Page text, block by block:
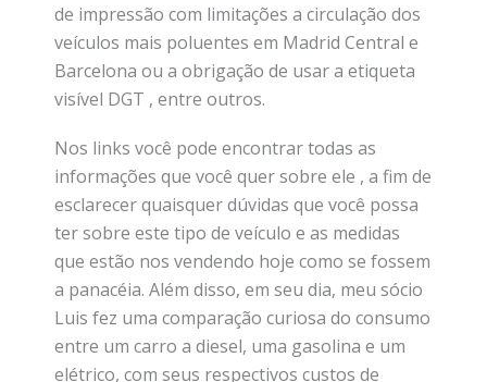
de impressão com limitações a circulação dos
veículos mais poluentes em Madrid Central e
Barcelona ou a obrigação de usar a etiqueta
visível DGT , entre outros.
Nos links você pode encontrar todas as
informações que você quer sobre ele , a fim de
esclarecer quaisquer dúvidas que você possa
ter sobre este tipo de veículo e as medidas
que estão nos vendendo hoje como se fossem
a panacéia. Além disso, em seu dia, meu sócio
Luis fez uma comparação curiosa do consumo
entre um carro a diesel, uma gasolina e um
elétrico, com seus respectivos custos de